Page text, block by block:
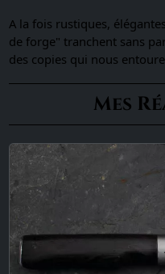
A la fois rustiques,
de forge" tranchent sans
des copies qui nous
Mes